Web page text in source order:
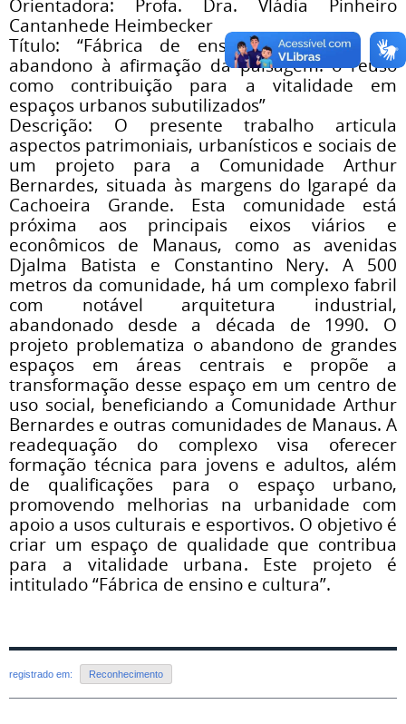
Orientadora: Profa. Dra. Vládia Pinheiro
Cantanhede Heimbecker
Título: “Fábrica de ensino e cultura. Do
abandono à afirmação da paisagem: o reuso
como contribuição para a vitalidade em
espaços urbanos subutilizados”
Descrição: O presente trabalho articula
aspectos patrimoniais, urbanísticos e sociais de
um projeto para a Comunidade Arthur
Bernardes, situada às margens do Igarapé da
Cachoeira Grande. Esta comunidade está
próxima aos principais eixos viários e
econômicos de Manaus, como as avenidas
Djalma Batista e Constantino Nery. A 500
metros da comunidade, há um complexo fabril
com notável arquitetura industrial,
abandonado desde a década de 1990. O
projeto problematiza o abandono de grandes
espaços em áreas centrais e propõe a
transformação desse espaço em um centro de
uso social, beneficiando a Comunidade Arthur
Bernardes e outras comunidades de Manaus. A
readequação do complexo visa oferecer
formação técnica para jovens e adultos, além
de qualificações para o espaço urbano,
promovendo melhorias na urbanidade com
apoio a usos culturais e esportivos. O objetivo é
criar um espaço de qualidade que contribua
para a vitalidade urbana. Este projeto é
intitulado “Fábrica de ensino e cultura”.
registrado em: Reconhecimento